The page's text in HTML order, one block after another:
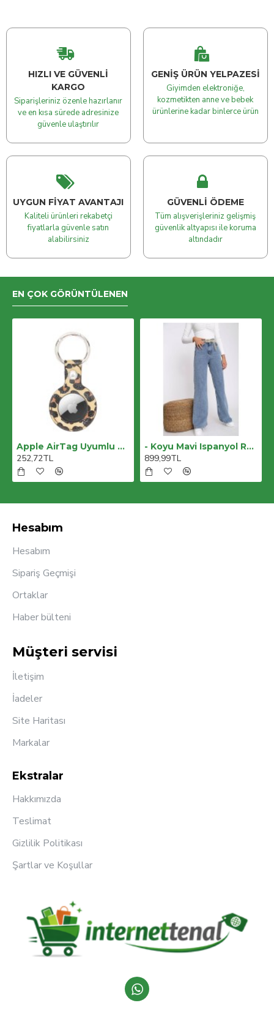
HIZLI VE GÜVENLI
KARGO
Siparişleriniz özenle hazırlanır
ve en kısa sürede adresinize
güvenle ulaştırılır
GENIŞ ÜRÜN YELPAZESI
Giyimden elektroniğe,
kozmetikten anne ve bebek
ürünlerine kadar binlerce ürün
UYGUN FIYAT AVANTAJI
Kaliteli ürünleri rekabetçi
fiyatlarla güvenle satın
alabilirsiniz
GÜVENLI ÖDEME
Tüm alışverişleriniz gelişmiş
güvenlik altyapısı ile koruma
altındadır
EN ÇOK GÖRÜNTÜLENEN
Apple AirTag Uyumlu Deri Anahtarlık, LEO NE Kahve
252,72TL
- Koyu Mavi Ispanyol Renk Solmaz Koyu Mavi Ispanyol Jeans
899,99TL
Hesabım
Hesabım
Sipariş Geçmişi
Ortaklar
Haber bülteni
Müşteri servisi
İletişim
İadeler
Site Haritası
Markalar
Ekstralar
Hakkımızda
Teslimat
Gizlilik Politikası
Şartlar ve Koşullar